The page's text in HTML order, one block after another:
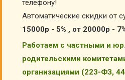
телефону!
Автоматические скидки от
15000р - 5% , от 20000р -
Работаем с частными и
родительскими
организациями (223-ФЗ,